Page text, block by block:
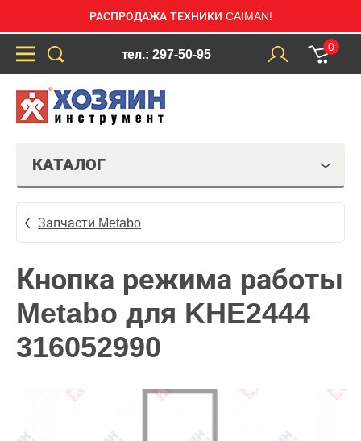
РАСПРОДАЖА ТЕХНИКИ CAIMAN!
тел.: 297-50-95
0
КАТАЛОГ
Запчасти Metabo
Кнопка режима работы
Metabo для KHE2444
316052990